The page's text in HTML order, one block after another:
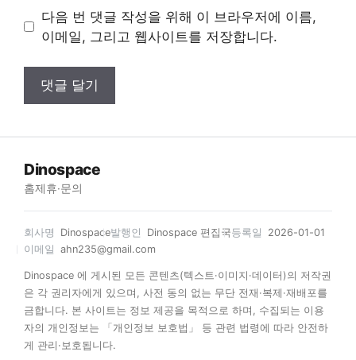
트
다음 번 댓글 작성을 위해 이 브라우저에 이름,
이메일, 그리고 웹사이트를 저장합니다.
Dinospace
홈제휴·문의
회사명 Dinospace발행인 Dinospace 편집국등록일
2026-01-01
이메일 ahn235@gmail.com
Dinospace 에 게시된 모든 콘텐츠(텍스트·이미지·데이터)의 저작권
은 각 권리자에게 있으며, 사전 동의 없는 무단 전재·복제·재배포를
금합니다. 본 사이트는 정보 제공을 목적으로 하며, 수집되는 이용
자의 개인정보는 「개인정보 보호법」 등 관련 법령에 따라 안전하
게 관리·보호됩니다.